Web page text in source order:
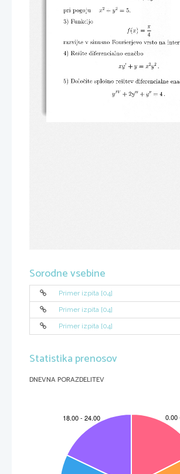
Sorodne vsebine
Primer izpita [04]
Primer izpita [04]
Primer izpita [04]
Statistika prenosov
DNEVNA PORAZDELITEV